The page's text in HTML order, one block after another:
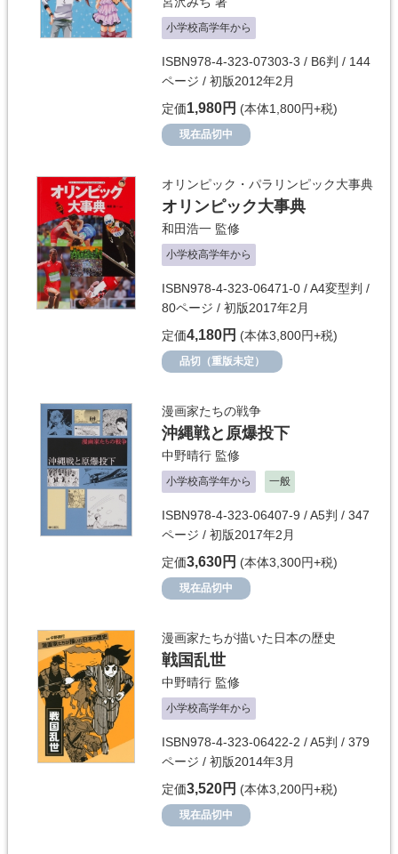
小学校高学年から
ISBN978-4-323-07303-3 / B6判 / 144
ページ / 初版2012年2月
定価1,980円 (本体1,800円+税)
現在品切中
オリンピック・パラリンピック大事典
オリンピック大事典
和田浩一 監修
小学校高学年から
ISBN978-4-323-06471-0 / A4変型判 /
80ページ / 初版2017年2月
定価4,180円 (本体3,800円+税)
品切（重版未定）
漫画家たちの戦争
沖縄戦と原爆投下
中野晴行 監修
小学校高学年から 一般
ISBN978-4-323-06407-9 / A5判 / 347
ページ / 初版2017年2月
定価3,630円 (本体3,300円+税)
現在品切中
漫画家たちが描いた日本の歴史
戦国乱世
中野晴行 監修
小学校高学年から
ISBN978-4-323-06422-2 / A5判 / 379
ページ / 初版2014年3月
定価3,520円 (本体3,200円+税)
現在品切中